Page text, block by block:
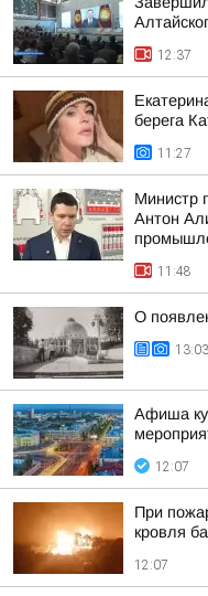
12:37
берега
11:27
Министр
Антон
11:48
О
13:03
Афиша
12:07
При
кровля
12:07